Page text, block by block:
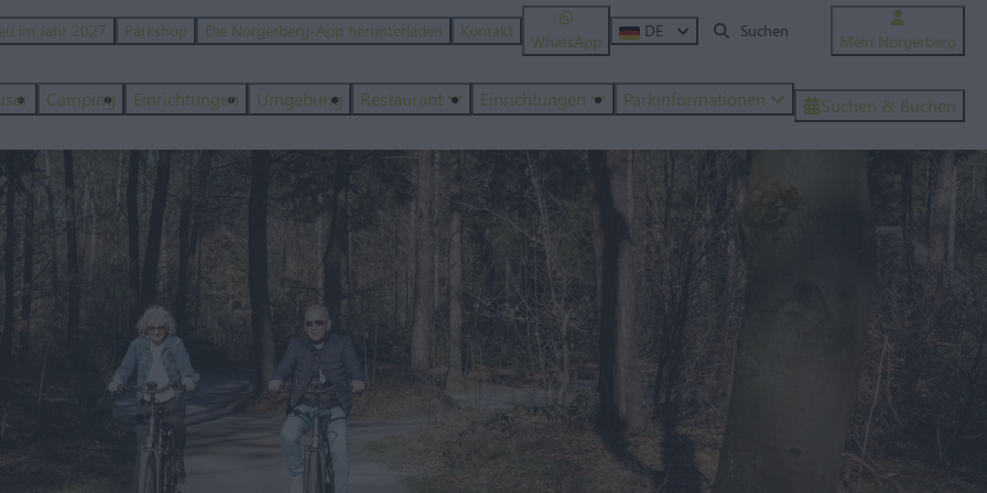
im Jahr 2027 Parkshop Die Norgerberg-App herunterladen Kontakt
WhatsApp
DE
Mein Norgerberg
Camping Einrichtungen Umgebung Restaurant Einrichtungen Parkinformationen Suchen & Buchen